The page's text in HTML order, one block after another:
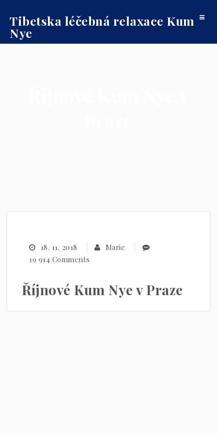
Tibetska léčebná relaxace Kum
Nye
Toggle
18. 11. 2018
Marie
19 914 Comments
Říjnové Kum Nye v Praze